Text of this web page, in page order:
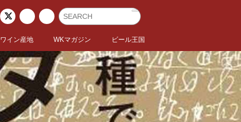
ワイン産地 WKマガジン ビール王国